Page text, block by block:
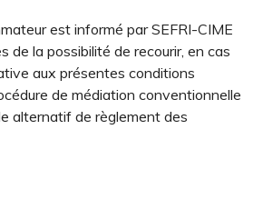
est informé par SEFRI-CIME
de la possibilité de recourir, en cas
aux présentes conditions
de médiation conventionnelle
alternatif de règlement des